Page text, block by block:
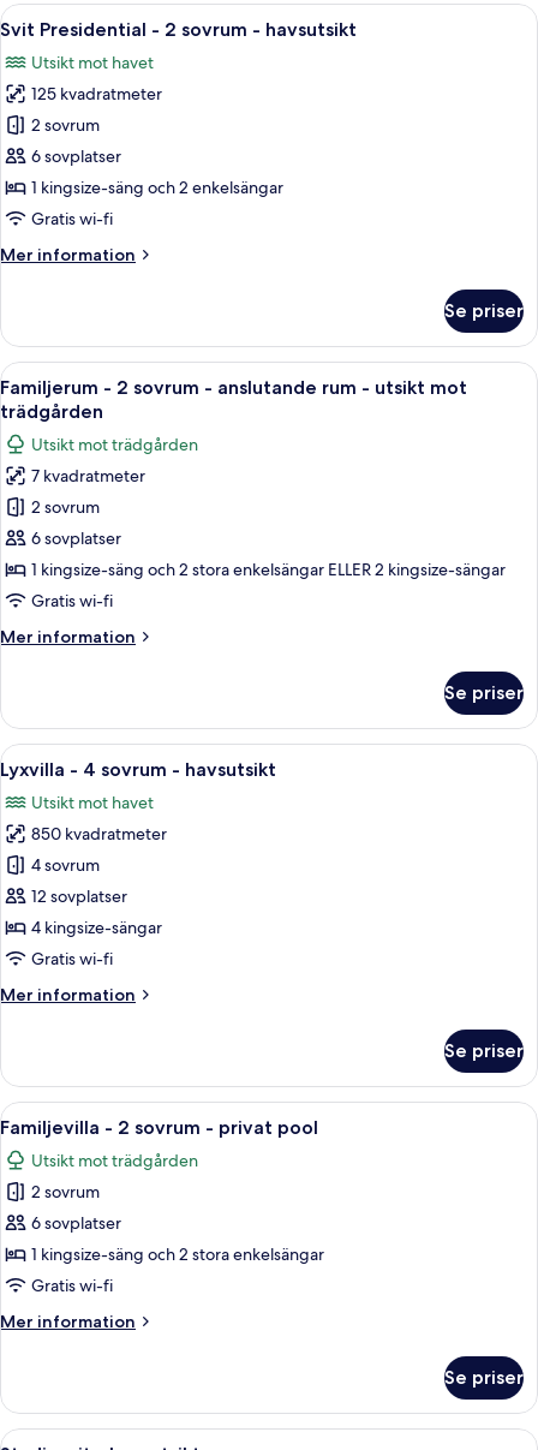
1
-
havsutsikt
Öppna
alla
foton
för
Svit
Presidential
-
2
-
En säng med himmelstänger, ett
11
Svit Presidential - 2 sovrum - havsutsikt
Utsikt mot havet
125 kvadratmeter
2 sovrum
6 sovplatser
1 kingsize-säng och 2 enkelsängar
Gratis wi-fi
Mer information
Mer
Presidential
2
sovrum
havsutsikt
Se priser
Öppna
alla
foton
för
Familjerum
-
2
sovrum
-
rum
mot
trädgården
Ett hotellrum med en stor säng, en
7
Familjerum - 2 sovrum - anslutande rum - utsikt mot
trädgården
Utsikt mot trädgården
7 kvadratmeter
2 sovrum
6 sovplatser
1 kingsize-säng och 2 stora enkelsängar ELLER 2 kingsize-sängar
Gratis wi-fi
Mer information
Mer
-
sovrum
anslutande
rum
utsikt
mot
trädgården
Se priser
Öppna
alla
foton
för
Lyxvilla
-
4
sovrum
havsutsikt
Ett modernt hotell med en
18
Lyxvilla - 4 sovrum - havsutsikt
Utsikt mot havet
850 kvadratmeter
4 sovrum
12 sovplatser
4 kingsize-sängar
Gratis wi-fi
Mer information
Mer
-
4
sovrum
havsutsikt
Se priser
Öppna
alla
foton
för
Familjevilla
-
2
-
Ett rymligt sovrum med en stor
10
Familjevilla - 2 sovrum - privat pool
Utsikt mot trädgården
2 sovrum
6 sovplatser
1 kingsize-säng och 2 stora enkelsängar
Gratis wi-fi
Mer information
Mer
-
Se priser
Öppna Ett hotellrum med två sängar, en